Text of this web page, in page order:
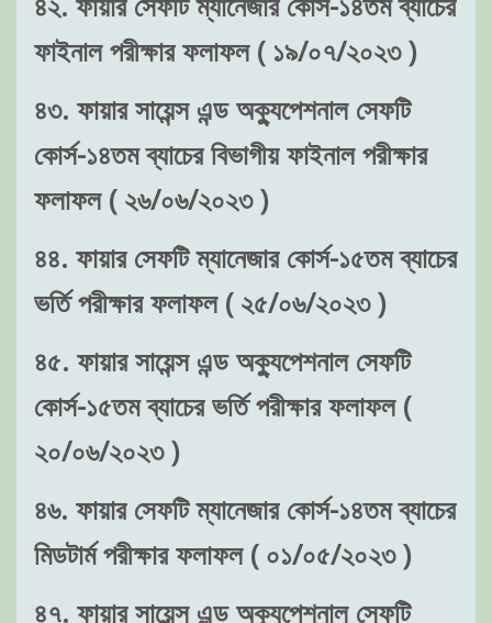
ফাইনাল পরীক্ষার ফলাফল ( ১৯/০৭/২০২৩ )
৪৩. ফায়ার সায়েন্স এন্ড অক্যুপেশনাল সেফটি
কোর্স-১৪তম ব্যাচের বিভাগীয় ফাইনাল পরীক্ষার
ফলাফল ( ২৬/০৬/২০২৩ )
৪৪. ফায়ার সেফটি ম্যানেজার কোর্স-১৫তম ব্যাচের
ভর্তি পরীক্ষার ফলাফল ( ২৫/০৬/২০২৩ )
৪৫. ফায়ার সায়েন্স এন্ড অক্যুপেশনাল সেফটি
কোর্স-১৫তম ব্যাচের ভর্তি পরীক্ষার ফলাফল (
২০/০৬/২০২৩ )
৪৬. ফায়ার সেফটি ম্যানেজার কোর্স-১৪তম ব্যাচের
মিডটার্ম পরীক্ষার ফলাফল ( ০১/০৫/২০২৩ )
৪৭. ফায়ার সায়েন্স এন্ড অক্যুপেশনাল সেফটি